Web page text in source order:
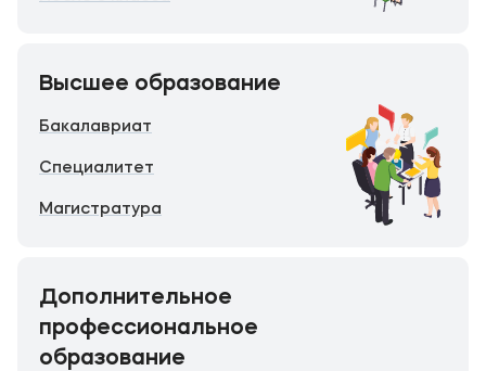
Высшее образование
Бакалавриат
Специалитет
Магистратура
Дополнительное
профессиональное
образование